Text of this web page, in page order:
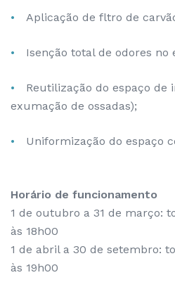
Aplicação de fltro de
Isenção total de odores no
Reutilização do espaço de
exumação de ossadas);
Uniformização do espaço
Horário de funcionamento
1 de outubro a 31 de março:
às 18h00
1 de abril a 30 de setembro:
às 19h00